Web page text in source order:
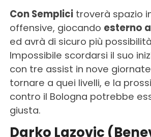
Con Semplicitroverà spazio
offensive, giocando esterno
ed avrà di sicuro più
Impossibile scordarsi il suo
con tre assist in nove
tornare a quei livelli, e la
contro il Bologna potrebbe
giusta.
Darko Lazovic